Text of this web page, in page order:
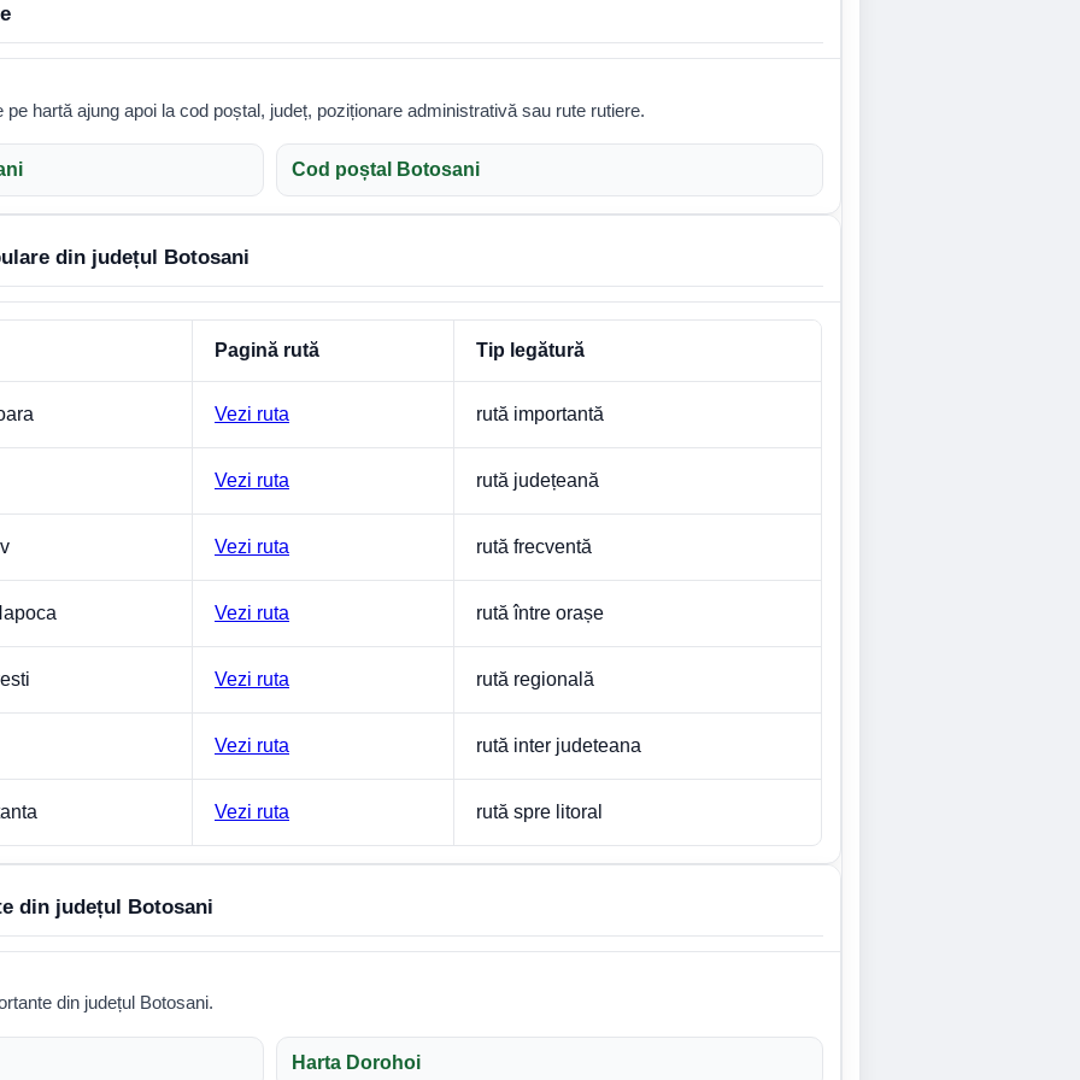
hartă ajung apoi la cod poștal, județ, poziționare administrativă sau rute rutiere.
Cod poștal Botosani
din județul Botosani
Pagină rută Tip legătură
Vezi ruta rută importantă
Vezi ruta rută județeană
Vezi ruta rută frecventă
Vezi ruta rută între orașe
Vezi ruta rută regională
Vezi ruta rută inter judeteana
Vezi ruta rută spre litoral
din județul Botosani
din județul Botosani.
Harta Dorohoi